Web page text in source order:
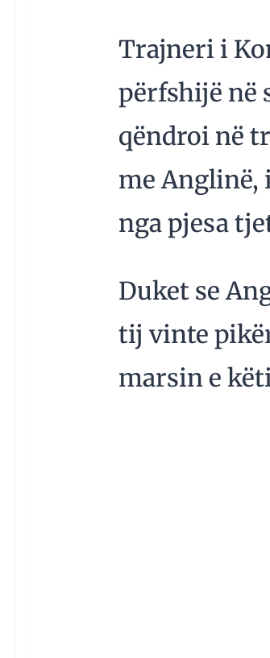
Trajneri i
përfshijë në
qëndroi në
me Anglinë,
nga pjesa
Duket se
tij vinte
marsin e